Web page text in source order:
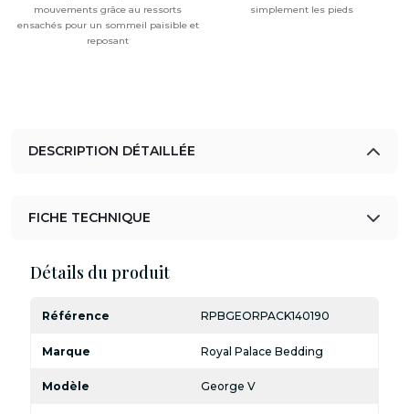
mouvements grâce au ressorts
ensachés pour un sommeil paisible et
reposant
simplement les pieds
DESCRIPTION DÉTAILLÉE
FICHE TECHNIQUE
Détails du produit
Référence RPBGEORPACK140190
Marque Royal Palace Bedding
Modèle George V